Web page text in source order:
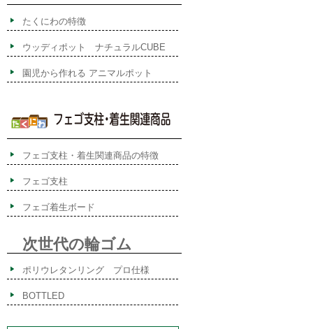
たくにわの特徴
ウッディポット ナチュラルCUBE
園児から作れる アニマルポット
フェゴ支柱・着生関連商品の特徴
フェゴ支柱
フェゴ着生ボード
次世代の輪ゴム
ポリウレタンリング プロ仕様
BOTTLED